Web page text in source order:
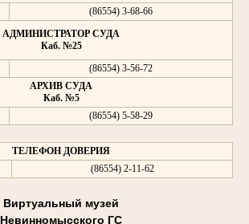
(86554) 3-68-66
АДМИНИСТРАТОР СУДА
Каб. №25
(86554) 3-56-72
АРХИВ СУДА
Каб. №5
(86554) 5-58-29
ТЕЛЕФОН ДОВЕРИЯ
(86554) 2-11-62
Виртуальный музей
Невинномысского ГС